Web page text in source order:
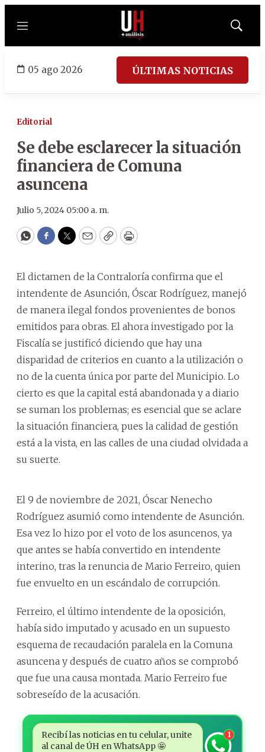
Menú
Mostrar
05 ago 2026 ÚLTIMAS NOTICIAS
Editorial
Se debe esclarecer la situación
financiera de Comuna
asuncena
Julio 5, 2024 05:00 a. m.
WhatsApp
Facebook
Twitter
EmailCopyPrint
El dictamen de la Contraloría confirma que el
intendente de Asunción, Óscar Rodríguez, manejó
de manera ilegal fondos provenientes de bonos
emitidos para obras. El ahora investigado por la
Fiscalía se justificó diciendo que hay una
disparidad de criterios en cuanto a la utilización o
no de la cuenta única por parte del Municipio. Lo
cierto es que la capital está abandonada y a diario
se suman los problemas; es esencial que se aclare
la situación financiera, pues la calidad de gestión
está a la vista, en las calles de una ciudad olvidada a
su suerte.
El 9 de noviembre de 2021, Óscar Nenecho
Rodríguez asumió como intendente de Asunción.
Esa vez lo hizo por el voto de los asuncenos, ya
que antes se había convertido en intendente
interino, tras la renuncia de Mario Ferreiro, quien
fue envuelto en un escándalo de corrupción.
Ferreiro, el último intendente de la oposición,
había sido imputado y acusado en un supuesto
esquema de recaudación paralela en la Comuna
asuncena y después de cuatro años se comprobó
que fue una causa montada. Mario Ferreiro fue
sobreseído de la acusación.
Recibí las noticias en tu celular, unite
al canal de ÚH en WhatsApp 🤩
1